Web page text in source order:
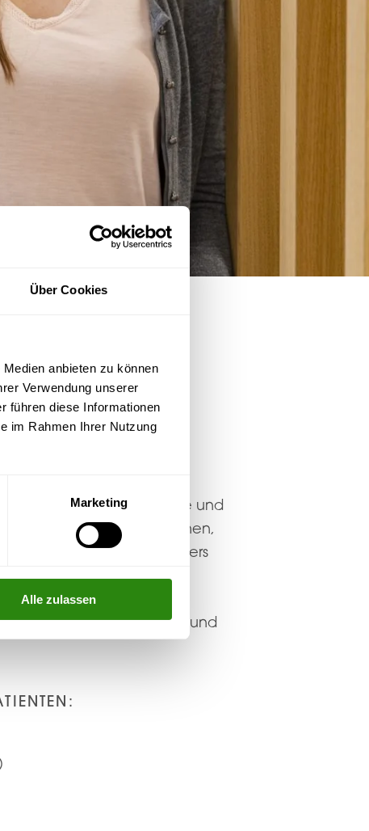
Über Cookies
anbieten zu können
Verwendung unserer
führen diese Informationen
im Rahmen Ihrer Nutzung
Marketing
Alle zulassen
präzisen Arbeitsweise und
gemeinsam mit Ihnen,
Hierbei ist uns besonders
für alle
Sie, dass die
bleiben sollten und